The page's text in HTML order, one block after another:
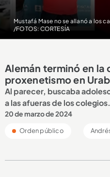
Mustafá Mase no se allanó a los
/FOTOS: CORTESÍA
Alemán terminó en la
proxenetismo en
Al parecer, buscaba
a las afueras de los colegios.
20 de marzo de 2024
Orden público